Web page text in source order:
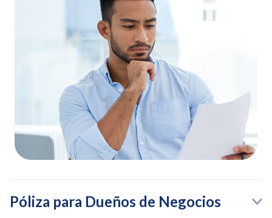
Póliza para Dueños de Negocios